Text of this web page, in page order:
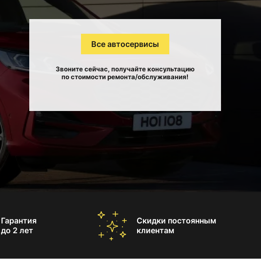
Все автосервисы
Звоните сейчас, получайте консультацию
по стоимости ремонта/обслуживания!
Гарантия
до 2 лет
Скидки постоянным
клиентам